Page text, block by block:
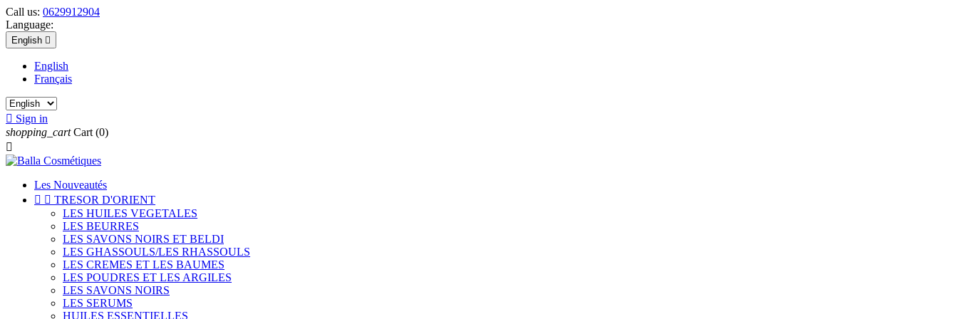
Call us: 0629912904
Language:
English 
English
Français
 Sign in
shopping_cart Cart (0)

Les Nouveautés
  TRESOR D'ORIENT
LES HUILES VEGETALES
LES BEURRES
LES SAVONS NOIRS ET BELDI
LES GHASSOULS/LES RHASSOULS
LES CREMES ET LES BAUMES
LES POUDRES ET LES ARGILES
LES SAVONS NOIRS
LES SERUMS
HUILES ESSENTIELLES